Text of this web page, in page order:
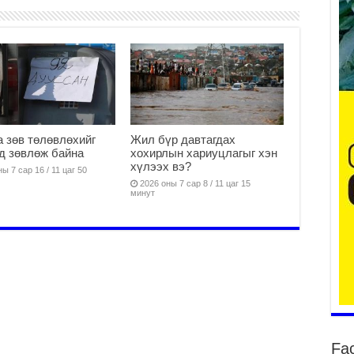
зөв төлөвлөхийг
зөвлөж байна
7 сар 16 / 11 цаг 50
Жил бүр давтагдах
хохирлын хариуцлагыг хэн
хүлээх вэ?
2026 оны 7 сар 8 / 11 цаг 15
минут